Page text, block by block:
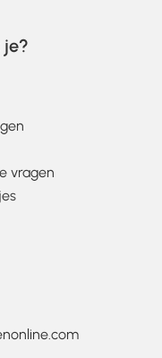
je?
vragen